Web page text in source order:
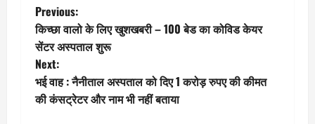
P
o
s
t
Previous:
किच्छा वालो के लिए खुशखबरी – 100 बेड का कोविड केयर
सेंटर अस्पताल शुरू
Next:
भई वाह : नैनीताल अस्पताल को दिए 1 करोड़ रुपए की कीमत
की कंसट्रेटर और नाम भी नहीं बताया